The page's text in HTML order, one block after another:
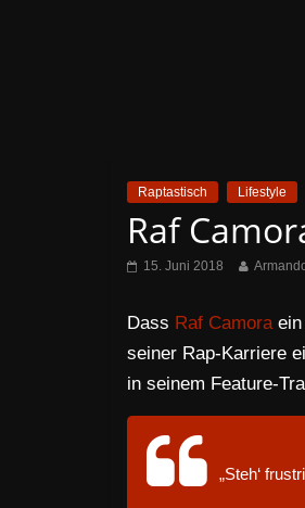
Raptastisch Lifestyle
Raf
15. Juni 2018
Dass Raf Camoraein
seiner Rap-Karriere
in seinem Feature-
„Steh‘